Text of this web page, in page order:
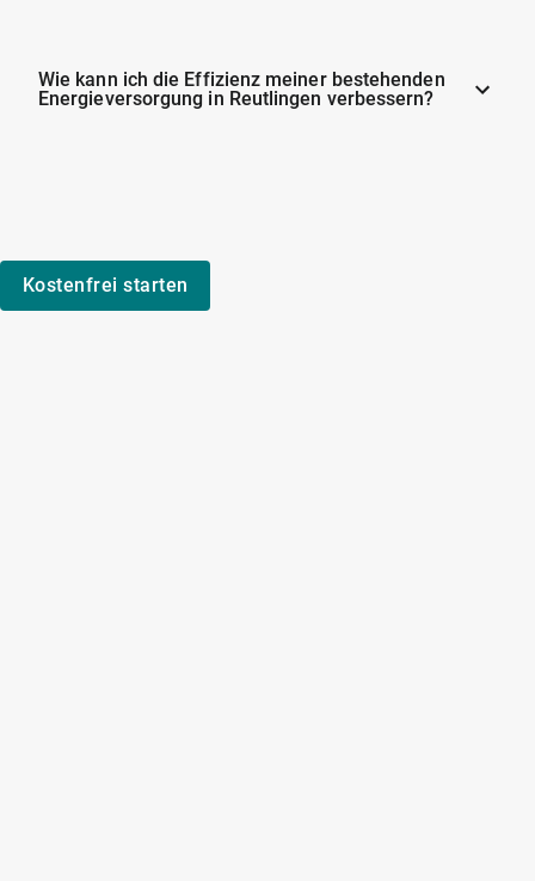
Wie kann ich die Effizienz meiner bestehenden
Energieversorgung in Reutlingen verbessern?
Kostenfrei starten